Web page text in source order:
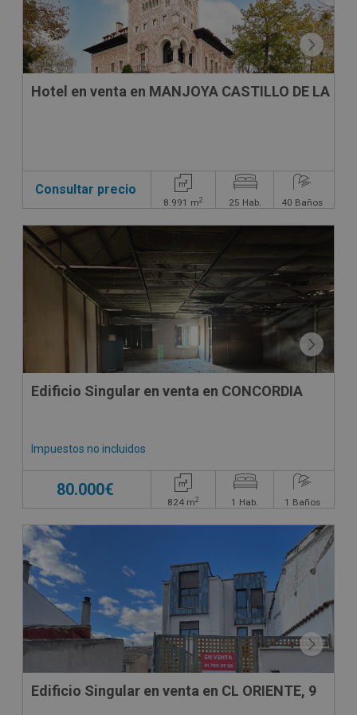
Hotel en venta en MANJOYA CASTILLO DE LA
Consultar precio
8.991 m2 25 Hab. 40 Baños
Edificio Singular en venta en CONCORDIA
Impuestos no incluidos
80.000€
824 m2 1 Hab. 1 Baños
DECO VIRTUAL
Edificio Singular en venta en CL ORIENTE, 9